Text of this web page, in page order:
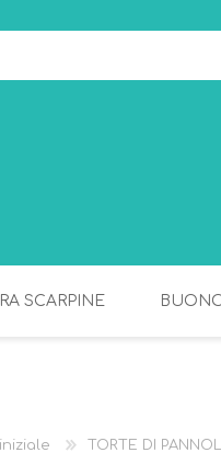
SCARPINE
TORTE DI